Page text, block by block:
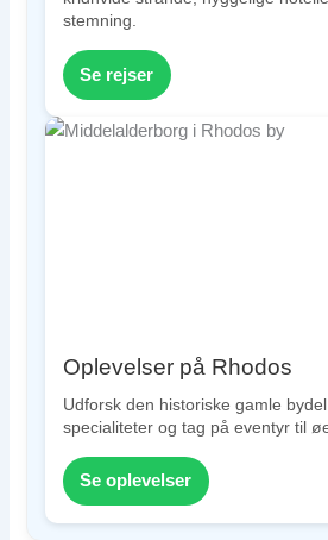
stemning.
Se rejser
Oplevelser på Rhodos
Udforsk den historiske gamle
specialiteter og tag på eventyr til
Se oplevelser